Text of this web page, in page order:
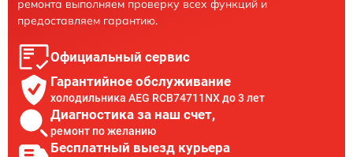
ремонта выполняем проверку всех функций и
предоставляем гарантию.
Официальный сервис
Гарантийное обслуживание
холодильника AEG RCB74711NX до 3 лет
Диагностика за наш счет,
ремонт по желанию
Бесплатный выезд курьера